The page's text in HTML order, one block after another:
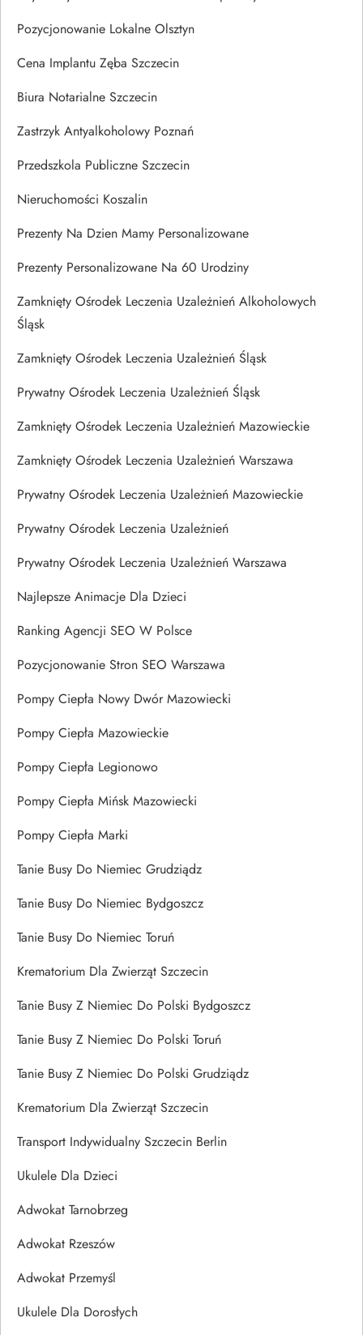
Pozycjonowanie Lokalne Olsztyn
Cena Implantu Zęba Szczecin
Biura Notarialne Szczecin
Zastrzyk Antyalkoholowy Poznań
Przedszkola Publiczne Szczecin
Nieruchomości Koszalin
Prezenty Na Dzien Mamy Personalizowane
Prezenty Personalizowane Na 60 Urodziny
Zamknięty Ośrodek Leczenia Uzależnień Alkoholowych
Śląsk
Zamknięty Ośrodek Leczenia Uzależnień Śląsk
Prywatny Ośrodek Leczenia Uzależnień Śląsk
Zamknięty Ośrodek Leczenia Uzależnień Mazowieckie
Zamknięty Ośrodek Leczenia Uzależnień Warszawa
Prywatny Ośrodek Leczenia Uzależnień Mazowieckie
Prywatny Ośrodek Leczenia Uzależnień
Prywatny Ośrodek Leczenia Uzależnień Warszawa
Najlepsze Animacje Dla Dzieci
Ranking Agencji SEO W Polsce
Pozycjonowanie Stron SEO Warszawa
Pompy Ciepła Nowy Dwór Mazowiecki
Pompy Ciepła Mazowieckie
Pompy Ciepła Legionowo
Pompy Ciepła Mińsk Mazowiecki
Pompy Ciepła Marki
Tanie Busy Do Niemiec Grudziądz
Tanie Busy Do Niemiec Bydgoszcz
Tanie Busy Do Niemiec Toruń
Krematorium Dla Zwierząt Szczecin
Tanie Busy Z Niemiec Do Polski Bydgoszcz
Tanie Busy Z Niemiec Do Polski Toruń
Tanie Busy Z Niemiec Do Polski Grudziądz
Krematorium Dla Zwierząt Szczecin
Transport Indywidualny Szczecin Berlin
Ukulele Dla Dzieci
Adwokat Tarnobrzeg
Adwokat Rzeszów
Adwokat Przemyśl
Ukulele Dla Dorosłych